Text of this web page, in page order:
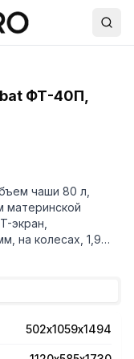
ФТ-40П,
чаши 80 л,
материнской
экран,
на колесах, 1,9
502х1059х1494